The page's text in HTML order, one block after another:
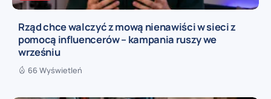
Rząd chce walczyć z mową nienawiści w sieci z
pomocą influencerów – kampania ruszy we
wrześniu
66 Wyświetleń